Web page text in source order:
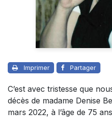
Imprimer Partager
C’est avec tristesse que
décès de madame Denise
mars 2022, à l’âge de 75